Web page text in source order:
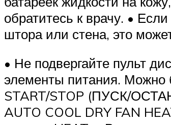
обратитесь к врачу. •
штора или стена, это
• Не подвергайте пульт
элементы питания. Можно
START/STOP (ПУСК/
AUTO COOL DRY FAN